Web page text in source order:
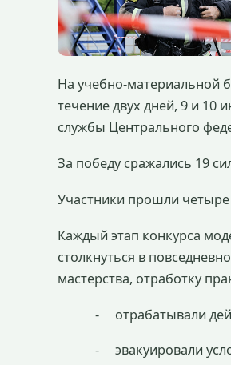
На учебно-материальной
течение двух дней, 9 и 10
службы Центрального
За победу сражались 19
Участники прошли четыре
Каждый этап конкурса
столкнуться в
мастерства, отработку
- отрабатывали
- эвакуировали